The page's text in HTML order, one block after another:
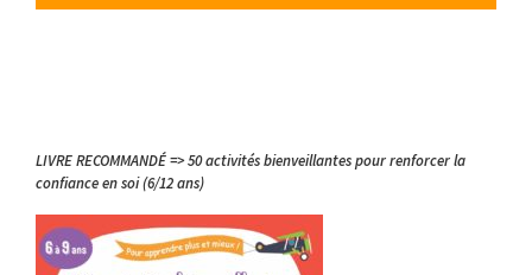
LIVRE RECOMMANDÉ => 50 activités bienveillantes pour renforcer la
confiance en soi (6/12 ans)